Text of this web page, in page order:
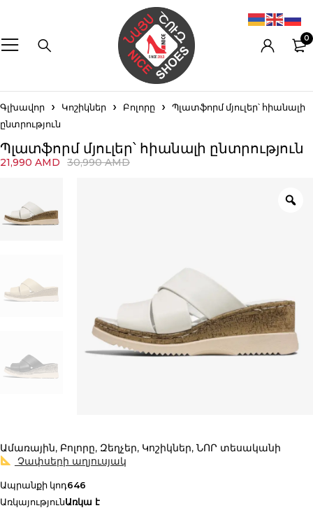
0
Գլխավոր Կոշիկներ Բոլորը
Պլատֆորմ մյուլեր՝ հիանալի
ընտրություն
Պլատֆորմ մյուլեր՝ հիանալի ընտրություն
30,990AMD
21,990 AMD
Ամառային, Բոլորը, Զեղչեր, Կոշիկներ, ՆՈՐ տեսականի
Չափսերի աղյուսյակ
Ապրանքի կոդ646
ԱռկայությունԱռկա է